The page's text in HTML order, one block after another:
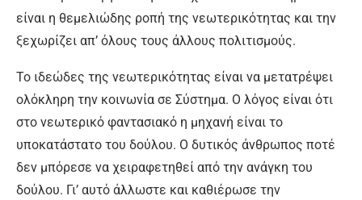
είναι η θεμελιώδης ροπή της νεωτερικότητας και την
ξεχωρίζει απ’ όλους τους άλλους πολιτισμούς.
Το ιδεώδες της νεωτερικότητας είναι να μετατρέψει
ολόκληρη την κοινωνία σε Σύστημα. Ο λόγος είναι ότι
στο νεωτερικό φαντασιακό η μηχανή είναι το
υποκατάστατο του δούλου. Ο δυτικός άνθρωπος ποτέ
δεν μπόρεσε να χειραφετηθεί από την ανάγκη του
δούλου. Γι’ αυτό άλλωστε και καθιέρωσε την